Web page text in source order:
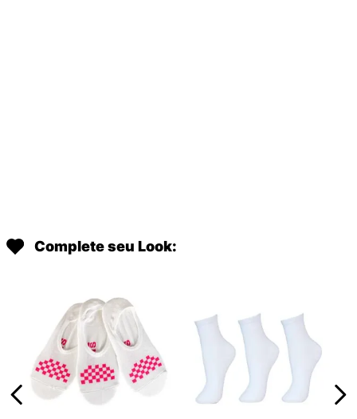
Complete seu Look: